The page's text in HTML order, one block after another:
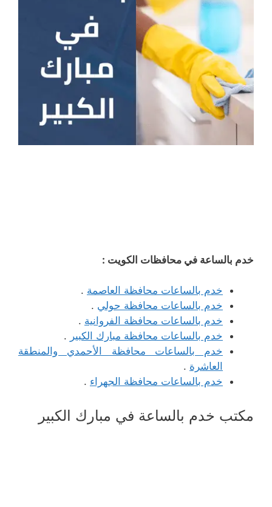
خدم بالساعة في محافظات الكويت :
خدم بالساعات محافظة العاصمة .
خدم بالساعات محافظة حولي .
خدم بالساعات محافظة الفروانية .
خدم بالساعات محافظة مبارك الكبير .
خدم بالساعات محافظة الأحمدي والمنطقة
العاشرة .
خدم بالساعات محافظة الجهراء .
مكتب خدم بالساعة في مبارك الكبير